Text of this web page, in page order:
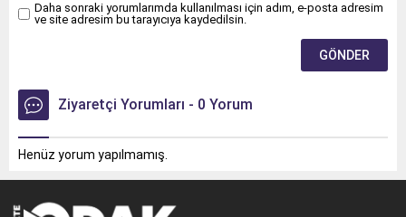
Daha sonraki yorumlarımda kullanılması için adım, e-posta adresim
ve site adresim bu tarayıcıya kaydedilsin.
Ziyaretçi Yorumları - 0 Yorum
Henüz yorum yapılmamış.